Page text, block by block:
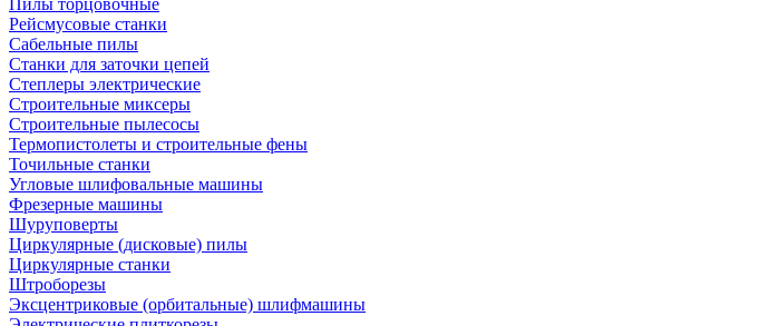
Пилы торцовочные
Рейсмусовые станки
Сабельные пилы
Станки для заточки цепей
Степлеры электрические
Строительные миксеры
Строительные пылесосы
Термопистолеты и строительные фены
Точильные станки
Угловые шлифовальные машины
Фрезерные машины
Шуруповерты
Циркулярные (дисковые) пилы
Циркулярные станки
Штроборезы
Эксцентриковые (орбитальные) шлифмашины